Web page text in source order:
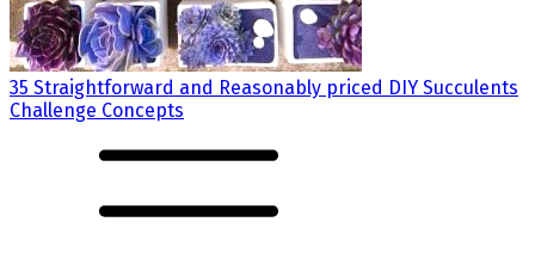
35 Straightforward and Reasonably priced DIY Succulents
Challenge Concepts